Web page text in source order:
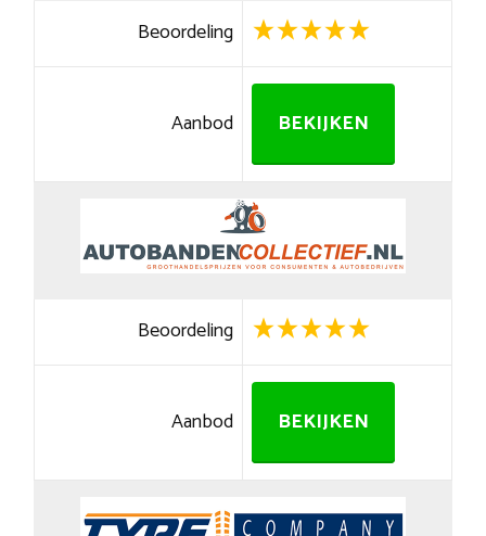
Beoordeling
Aanbod BEKIJKEN
Beoordeling
Aanbod BEKIJKEN